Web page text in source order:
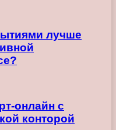
лучше
онлайн с
конторой